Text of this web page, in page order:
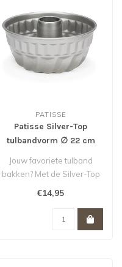
PATISSE
Patisse Silver-Top
tulbandvorm ∅ 22 cm
Jouw favoriete tulband
bakken? Met de Silver-Top
tulbandvorm van Patisse
€14,95